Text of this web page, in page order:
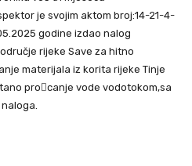
je svojim aktom broj:14-21-4-
godine izdao nalog
rijeke Save za hitno
materijala iz korita rijeke Tinje
procanje vode vodotokom,sa